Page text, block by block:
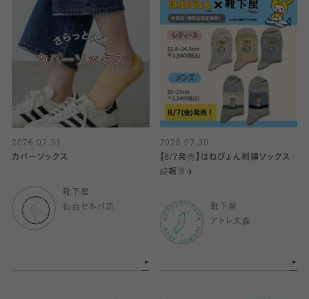
2026.07.31
カバーソックス
靴下屋
仙台セルバ店
2026.07.30
【8/7発売】はねぴょん刺繍ソックス
続報🐰✈️
靴下屋
アトレ大森